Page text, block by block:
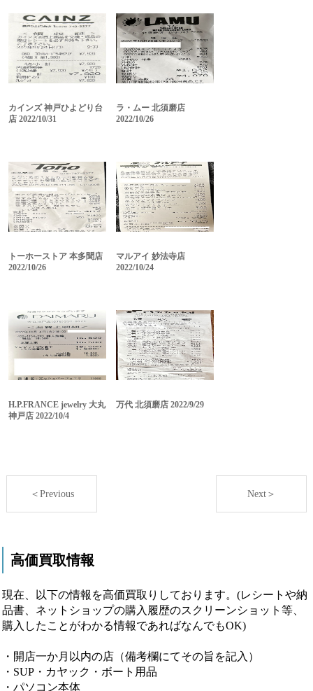
カインズ 神戸ひよどり台
店 2022/10/31
ラ・ムー 北須磨店
2022/10/26
トーホーストア 本多聞店
2022/10/26
マルアイ 妙法寺店
2022/10/24
H.P.FRANCE jewelry 大丸
神戸店 2022/10/4
万代 北須磨店 2022/9/29
＜Previous Next＞
高価買取情報
現在、以下の情報を高価買取りしております。(レシートや納
品書、ネットショップの購入履歴のスクリーンショット等、
購入したことがわかる情報であればなんでもOK)
・開店一か月以内の店（備考欄にてその旨を記入）
・SUP・カヤック・ボート用品
・パソコン本体